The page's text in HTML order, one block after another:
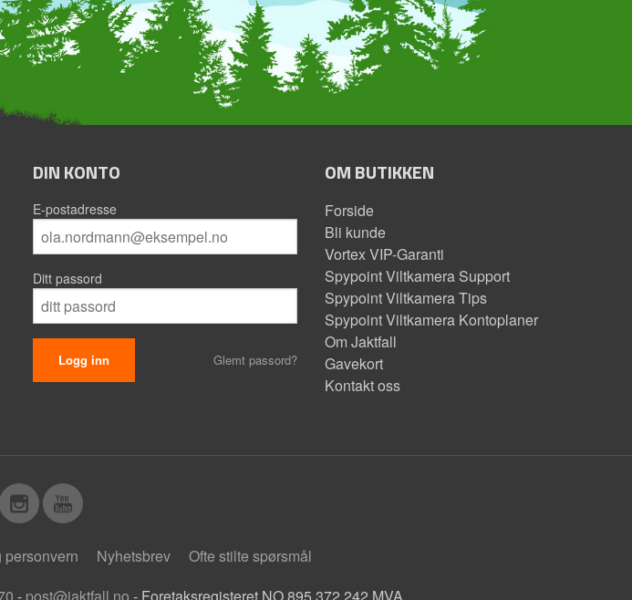
DIN KONTO
E-postadresse
Ditt passord
Glemt passord?
OM BUTIKKEN
Forside
Bli kunde
Vortex VIP-Garanti
Spypoint Viltkamera Support
Spypoint Viltkamera Tips
Spypoint Viltkamera Kontoplaner
Om Jaktfall
Gavekort
Kontakt oss
personvern Nyhetsbrev
Ofte stilte spørsmål
- post@jaktfall.no - Foretaksregisteret NO 895 372 242 MVA